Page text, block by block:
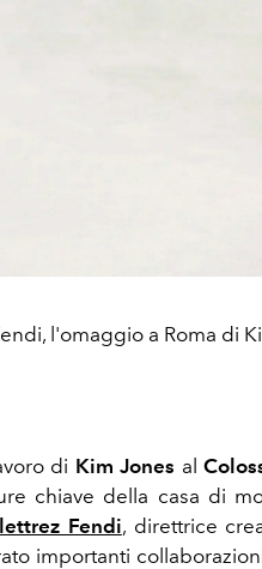
l'omaggio a Roma di
di Kim Jones al
chiave della casa di
Fendi, direttrice
importanti